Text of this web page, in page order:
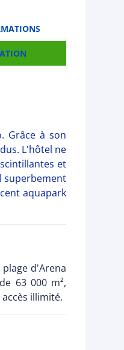
Grâce à son
L'hôtel ne
et
superbement
aquapark
d'Arena
63 000 m²,
illimité.